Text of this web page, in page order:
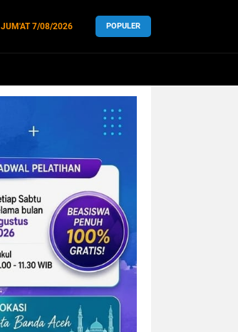
JUM'AT7/08/2026 POPULER